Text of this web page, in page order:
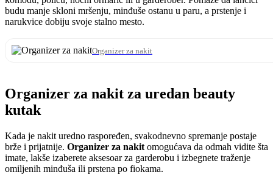
budu manje skloni mršenju, minđuše ostanu u paru, a prstenje i
narukvice dobiju svoje stalno mesto.
Organizer za nakit
Organizer za nakit za uredan beauty
kutak
Kada je nakit uredno raspoređen, svakodnevno spremanje postaje
brže i prijatnije. Organizer za nakit omogućava da odmah vidite šta
imate, lakše izaberete aksesoar za garderobu i izbegnete traženje
omiljenih minđuša ili prstena po fiokama.